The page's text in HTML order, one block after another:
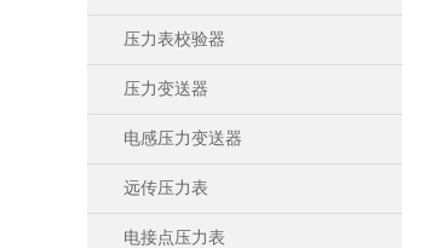
压力表校验器
压力变送器
电感压力变送器
远传压力表
电接点压力表